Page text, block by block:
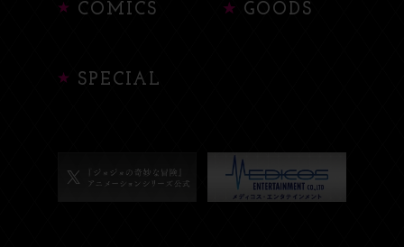
COMICS GOODS
SPECIAL